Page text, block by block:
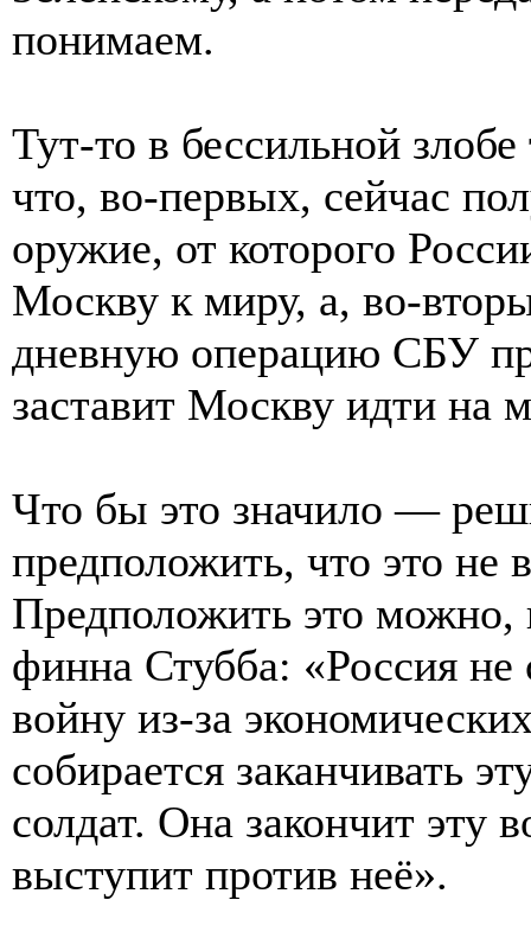
понимаем.
Тут-то в бессильной
что, во-первых, сейчас
оружие, от которого
Москву к миру, а, во-
дневную операцию СБУ
заставит Москву идти на
Что бы это значило —
предположить, что это не
Предположить это можно,
финна Стубба: «Россия не
войну из-за
собирается заканчивать
солдат. Она закончит эту
выступит против неё».